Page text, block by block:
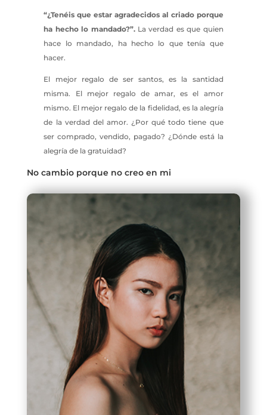
“¿Tenéis que estar agradecidos al criado porque
ha hecho lo mandado?”. La verdad es que quien
hace lo mandado, ha hecho lo que tenía que
hacer.
El mejor regalo de ser santos, es la santidad
misma. El mejor regalo de amar, es el amor
mismo. El mejor regalo de la fidelidad, es la alegría
de la verdad del amor. ¿Por qué todo tiene que
ser comprado, vendido, pagado? ¿Dónde está la
alegría de la gratuidad?
No cambio porque no creo en mi